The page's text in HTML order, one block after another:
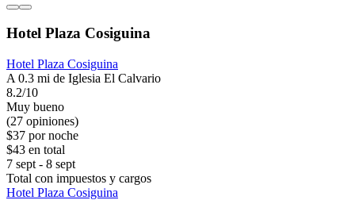
Hotel Plaza Cosiguina
Hotel Plaza Cosiguina
A 0.3 mi de Iglesia El Calvario
8.2/10
Muy bueno
(27 opiniones)
$37 por noche
$43 en total
7 sept - 8 sept
Total con impuestos y cargos
Hotel Plaza Cosiguina